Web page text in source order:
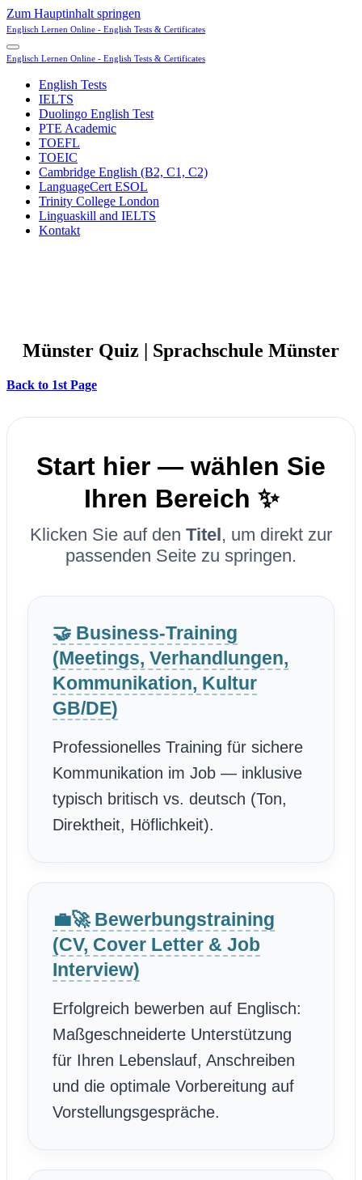
Zum Hauptinhalt springen
Englisch Lernen Online - English Tests & Certificates
Englisch Lernen Online - English Tests & Certificates
English Tests
IELTS
Duolingo English Test
PTE Academic
TOEFL
TOEIC
Cambridge English (B2, C1, C2)
LanguageCert ESOL
Trinity College London
Linguaskill and IELTS
Kontakt
Münster Quiz | Sprachschule Münster
Back to 1st Page
Start hier — wählen Sie
Ihren Bereich ✨
Klicken Sie auf den Titel, um direkt zur
passenden Seite zu springen.
🤝 Business-Training
(Meetings, Verhandlungen,
Kommunikation, Kultur
GB/DE)
Professionelles Training für sichere
Kommunikation im Job — inklusive
typisch britisch vs. deutsch (Ton,
Direktheit, Höflichkeit).
💼🚀 Bewerbungstraining
(CV, Cover Letter & Job
Interview)
Erfolgreich bewerben auf Englisch:
Maßgeschneiderte Unterstützung
für Ihren Lebenslauf, Anschreiben
und die optimale Vorbereitung auf
Vorstellungsgespräche.